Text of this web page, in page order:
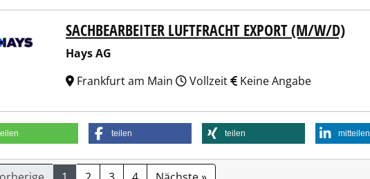
SACHBEARBEITER LUFTFRACHT EXPORT (M/W/D)
Hays AG
Frankfurt am Main
Vollzeit Keine Angabe
teilen teilen mitteilen